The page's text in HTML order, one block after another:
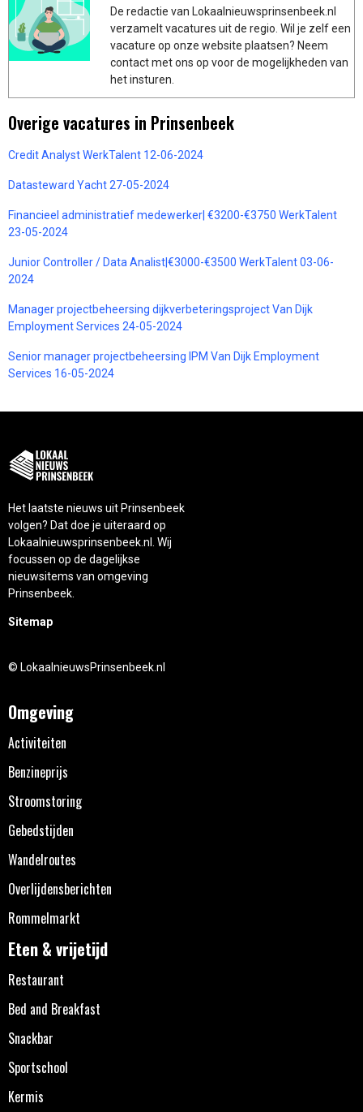
De redactie van Lokaalnieuwsprinsenbeek.nl
verzamelt vacatures uit de regio. Wil je zelf een
vacature op onze website plaatsen? Neem
contact met ons op voor de mogelijkheden van
het insturen.
Overige vacatures in Prinsenbeek
Credit Analyst WerkTalent 12-06-2024
Datasteward Yacht 27-05-2024
Financieel administratief medewerker| €3200-€3750 WerkTalent
23-05-2024
Junior Controller / Data Analist|€3000-€3500 WerkTalent 03-06-
2024
Manager projectbeheersing dijkverbeteringsproject Van Dijk
Employment Services 24-05-2024
Senior manager projectbeheersing IPM Van Dijk Employment
Services 16-05-2024
Het laatste nieuws uit Prinsenbeek
volgen? Dat doe je uiteraard op
Lokaalnieuwsprinsenbeek.nl. Wij
focussen op de dagelijkse
nieuwsitems van omgeving
Prinsenbeek.
Sitemap
© LokaalnieuwsPrinsenbeek.nl
Omgeving
Activiteiten
Benzineprijs
Stroomstoring
Gebedstijden
Wandelroutes
Overlijdensberichten
Rommelmarkt
Eten & vrijetijd
Restaurant
Bed and Breakfast
Snackbar
Sportschool
Kermis